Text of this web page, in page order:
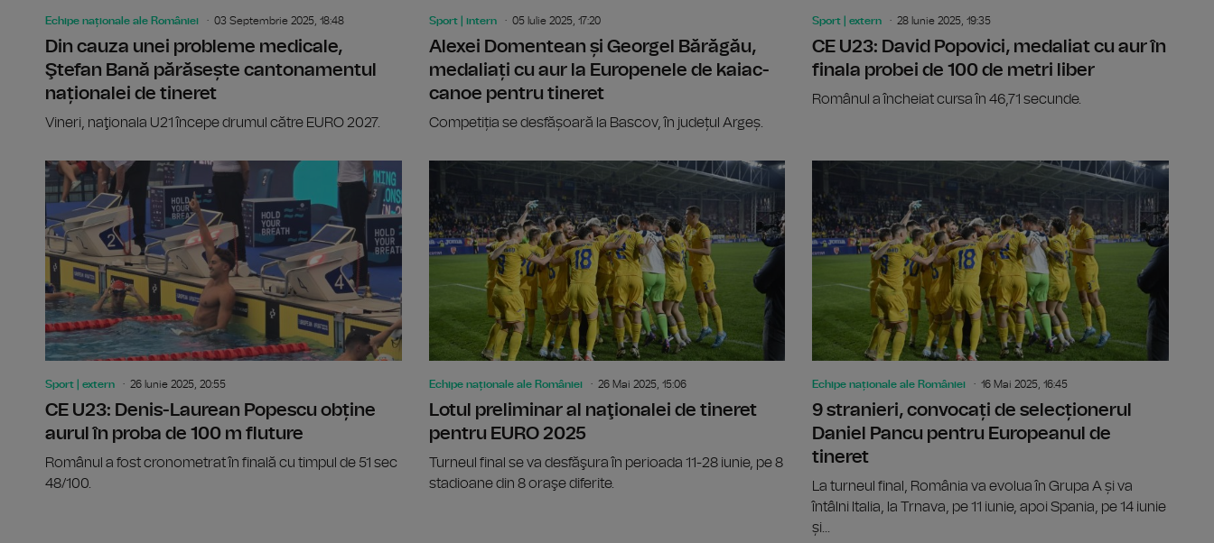
Echipe naționale ale României 03 Septembrie 2025, 18:48
Din cauza unei probleme medicale,
Ştefan Bană părăsește cantonamentul
naționalei de tineret
Vineri, naţionala U21 începe drumul către EURO 2027.
Sport | intern 05 Iulie 2025, 17:20
Alexei Domentean și Georgel Bărăgău,
medaliați cu aur la Europenele de kaiac-
canoe pentru tineret
Competiția se desfășoară la Bascov, în județul Argeș.
Sport | extern 28 Iunie 2025, 19:35
CE U23: David Popovici, medaliat cu aur în
finala probei de 100 de metri liber
Românul a încheiat cursa în 46,71 secunde.
Sport | extern 26 Iunie 2025, 20:55
CE U23: Denis-Laurean Popescu obține
aurul în proba de 100 m fluture
Românul a fost cronometrat în finală cu timpul de 51 sec
48/100.
CE U23: Denis-Laurean Popescu obține aurul în proba de 100 m fluture
Echipe naționale ale României 26 Mai 2025, 15:06
Lotul preliminar al naţionalei de tineret
pentru EURO 2025
Turneul final se va desfăşura în perioada 11-28 iunie, pe 8
stadioane din 8 oraşe diferite.
Lotul
Echipe naționale ale României 16 Mai 2025, 16:45
9 stranieri, convocați de selecționerul
Daniel Pancu pentru Europeanul de
tineret
La turneul final, România va evolua în Grupa A și va
întâlni Italia, la Trnava, pe 11 iunie, apoi Spania, pe 14 iunie
și...